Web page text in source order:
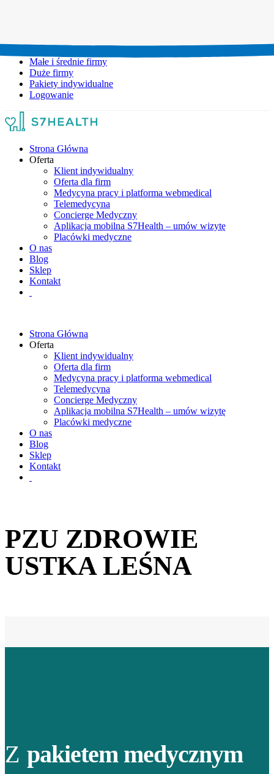
Małe i średnie firmy
Duże firmy
Pakiety indywidualne
Logowanie
Strona Główna
Oferta
Klient indywidualny
Oferta dla firm
Medycyna pracy i platforma webmedical
Telemedycyna
Concierge Medyczny
Aplikacja mobilna S7Health – umów wizytę
Placówki medyczne
O nas
Blog
Sklep
Kontakt
Strona Główna
Oferta
Klient indywidualny
Oferta dla firm
Medycyna pracy i platforma webmedical
Telemedycyna
Concierge Medyczny
Aplikacja mobilna S7Health – umów wizytę
Placówki medyczne
O nas
Blog
Sklep
Kontakt
PZU ZDROWIE
USTKA LEŚNA
Z pakietem medycznym